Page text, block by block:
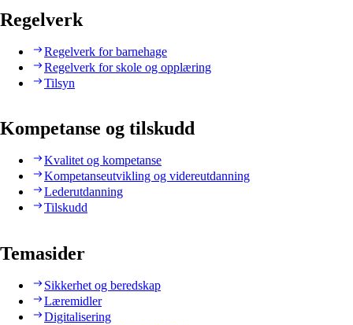
Regelverk
Regelverk for barnehage
Regelverk for skole og opplæring
Tilsyn
Kompetanse og tilskudd
Kvalitet og kompetanse
Kompetanseutvikling og videreutdanning
Lederutdanning
Tilskudd
Temasider
Sikkerhet og beredskap
Læremidler
Digitalisering